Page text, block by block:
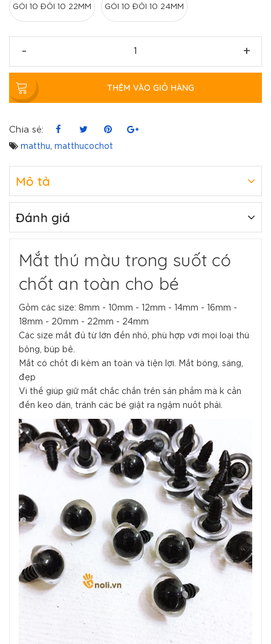
GÓI 10 ĐÔI 10 22MM GÓI 10 ĐÔI 10 24MM
- +
THÊM VÀO GIỎ HÀNG
Chia sẻ:
matthu matthucochot
Mô tả
Đánh giá
Mắt thú màu trong suốt có
chốt an toàn cho bé
Gồm các size: 8mm - 10mm - 12mm - 14mm - 16mm -
18mm - 20mm - 22mm - 24mm
Các size mắt đủ từ lớn đến nhỏ, phù hợp với mọi loại thú
bông, búp bê.
Mắt có chốt đi kèm an toàn và tiện lợi. Mắt bóng, sáng,
đẹp
Vì thế giúp giữ mắt chắc chắn trên sản phẩm mà k cần
đến keo dán, tránh các bé giật ra ngậm nuốt phải.